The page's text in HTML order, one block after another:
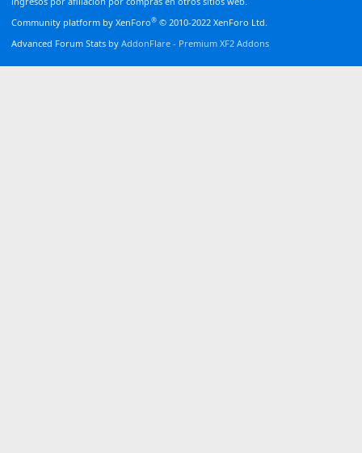
Community platform by XenForo® © 2010-2022 XenForo Ltd.
Advanced Forum Stats by AddonFlare - Premium XF2 Addons